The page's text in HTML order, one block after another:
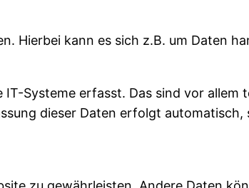
Hierbei kann es sich z.B. um Daten
Systeme erfasst. Das sind vor allem
dieser Daten erfolgt automatisch,